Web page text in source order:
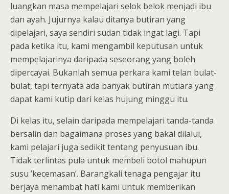
luangkan masa mempelajari selok belok menjadi ibu
dan ayah. Jujurnya kalau ditanya butiran yang
dipelajari, saya sendiri sudan tidak ingat lagi. Tapi
pada ketika itu, kami mengambil keputusan untuk
mempelajarinya daripada seseorang yang boleh
dipercayai. Bukanlah semua perkara kami telan bulat-
bulat, tapi ternyata ada banyak butiran mutiara yang
dapat kami kutip dari kelas hujung minggu itu.
Di kelas itu, selain daripada mempelajari tanda-tanda
bersalin dan bagaimana proses yang bakal dilalui,
kami pelajari juga sedikit tentang penyusuan ibu.
Tidak terlintas pula untuk membeli botol mahupun
susu ’kecemasan’. Barangkali tenaga pengajar itu
berjaya menambat hati kami untuk memberikan